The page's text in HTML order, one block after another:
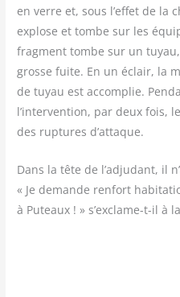
en verre et, sous l’effet de la
explose et tombe sur les
frag­ment tombe sur un
grosse fuite. En un éclair, la
de tuyau est accom­plie.
l’intervention, par deux fois,
des rup­tures d’attaque.
Dans la tête de l’adjudant, il
« Je demande ren­fort
à Puteaux ! » s’exclame-t-il à